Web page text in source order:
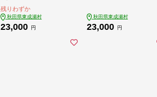
300g×各1個 計3個 [B
EE CONNECT はちみ
つ ハチミツ 蜂蜜 セッ
残りわずか
秋田県東成瀬村
23,000 円
CONNECT はちみつ
ハチミツ 蜂蜜 セット
秋田県東成瀬村
23,000 円